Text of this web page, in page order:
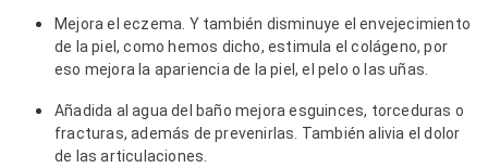
Mejora el eczema. Y también disminuye el envejecimiento
de la piel, como hemos dicho, estimula el colágeno, por
eso mejora la apariencia de la piel, el pelo o las uñas.
Añadida al agua del baño mejora esguinces, torceduras o
fracturas, además de prevenirlas. También alivia el dolor
de las articulaciones.